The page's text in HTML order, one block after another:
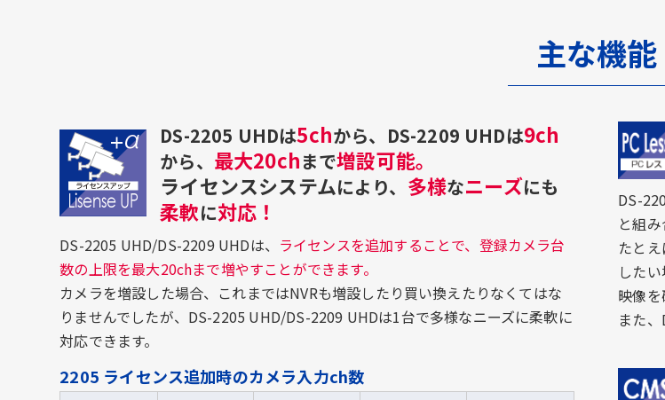
主な機能
DS-2205 UHDは5chから、DS-2209 UHDは9ch
から、 最大20chまで増設可能。
ライセンスシステムにより、 多様なニーズにも
柔軟に対応！
DS-2205 UHD/DS-2209 UHDは、 ライセンスを追加することで、登録カメラ台
数の上限を最大20chまで増やすことができます。
カメラを増設した場合、これまではNVRも増設したり買い換えたりなくてはな
りませんでしたが、DS-2205 UHD/DS-2209 UHDは1台で多様なニーズに柔軟に
対応できます。
2205 ライセンス追加時のカメラ入力ch数
DS-
と組
たと
した
映像を
また